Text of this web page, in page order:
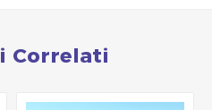
Correlati